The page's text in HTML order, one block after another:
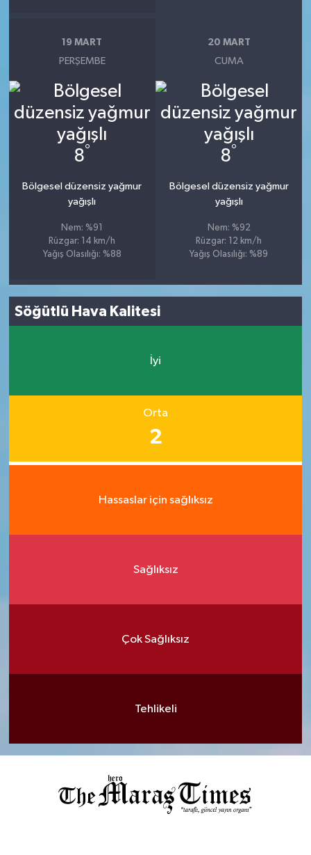
19 MART
PERŞEMBE
8°
Bölgesel düzensiz yağmur
yağışlı
Nem: %91
Rüzgar: 14 km/h
Yağış Olasılığı: %88
20 MART
CUMA
8°
Bölgesel düzensiz yağmur
yağışlı
Nem: %92
Rüzgar: 12 km/h
Yağış Olasılığı: %89
Söğütlü Hava Kalitesi
İyi
Orta
2
Hassaslar için sağlıksız
Sağlıksız
Çok Sağlıksız
Tehlikeli